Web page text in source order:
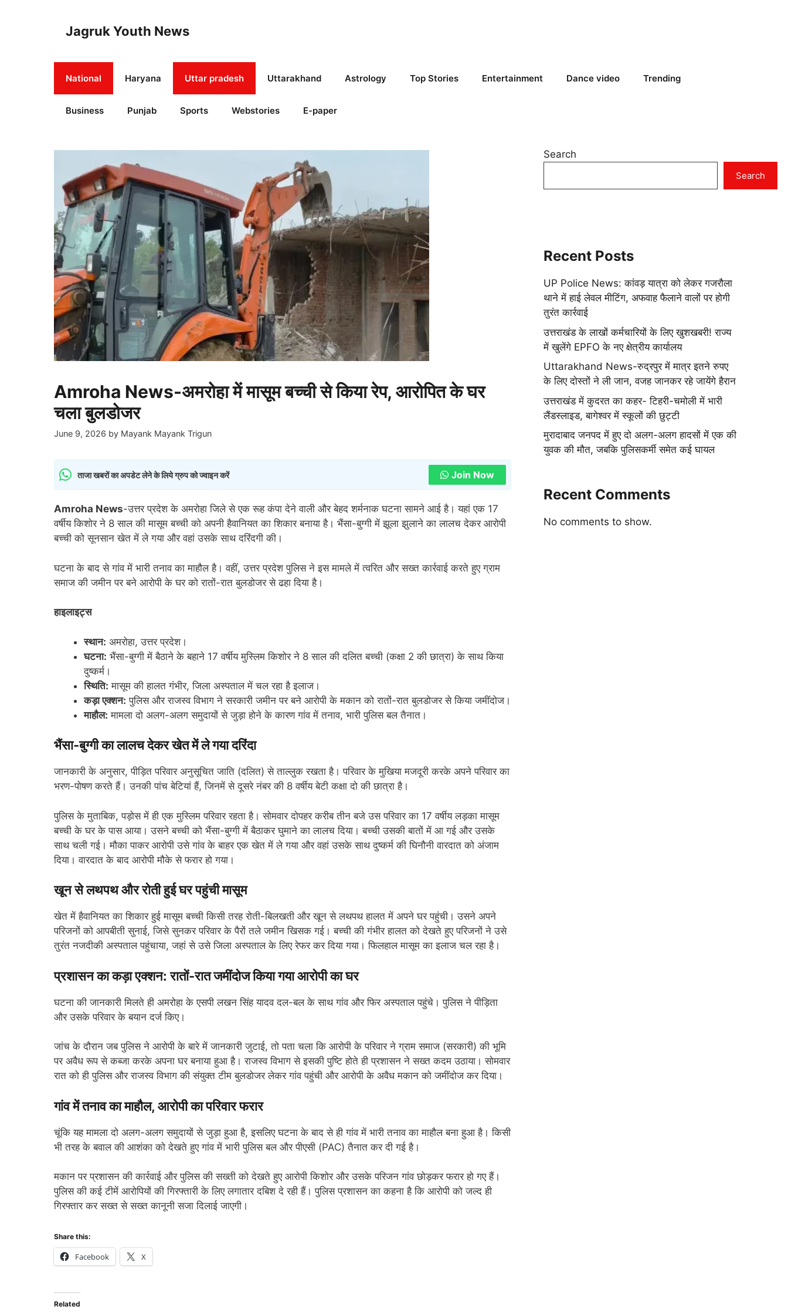
Jagruk Youth News
National Haryana Uttar pradesh Uttarakhand Astrology Top Stories Entertainment Dance video Trending
Business Punjab Sports Webstories E-paper
Amroha News-अमरोहा में मासूम बच्ची से किया रेप, आरोपित के घर
चला बुलडोजर
June 9, 2026 by Mayank Mayank Trigun
ताजा खबरों का अपडेट लेने के लिये ग्रुप को ज्वाइन करें Join Now
Amroha News-उत्तर प्रदेश के अमरोहा जिले से एक रूह कंपा देने वाली और बेहद शर्मनाक घटना सामने आई है। यहां एक 17
वर्षीय किशोर ने 8 साल की मासूम बच्ची को अपनी हैवानियत का शिकार बनाया है। भैंसा-बुग्गी में झूला झुलाने का लालच देकर आरोपी
बच्ची को सूनसान खेत में ले गया और वहां उसके साथ दरिंदगी की।
घटना के बाद से गांव में भारी तनाव का माहौल है। वहीं, उत्तर प्रदेश पुलिस ने इस मामले में त्वरित और सख्त कार्रवाई करते हुए ग्राम
समाज की जमीन पर बने आरोपी के घर को रातों-रात बुलडोजर से ढहा दिया है।
हाइलाइट्स
स्थान: अमरोहा, उत्तर प्रदेश।
घटना: भैंसा-बुग्गी में बैठाने के बहाने 17 वर्षीय मुस्लिम किशोर ने 8 साल की दलित बच्ची (कक्षा 2 की छात्रा) के साथ किया
दुष्कर्म।
स्थिति: मासूम की हालत गंभीर, जिला अस्पताल में चल रहा है इलाज।
कड़ा एक्शन: पुलिस और राजस्व विभाग ने सरकारी जमीन पर बने आरोपी के मकान को रातों-रात बुलडोजर से किया जमींदोज।
माहौल: मामला दो अलग-अलग समुदायों से जुड़ा होने के कारण गांव में तनाव, भारी पुलिस बल तैनात।
भैंसा-बुग्गी का लालच देकर खेत में ले गया दरिंदा
जानकारी के अनुसार, पीड़ित परिवार अनुसूचित जाति (दलित) से ताल्लुक रखता है। परिवार के मुखिया मजदूरी करके अपने परिवार का
भरण-पोषण करते हैं। उनकी पांच बेटियां हैं, जिनमें से दूसरे नंबर की 8 वर्षीय बेटी कक्षा दो की छात्रा है।
पुलिस के मुताबिक, पड़ोस में ही एक मुस्लिम परिवार रहता है। सोमवार दोपहर करीब तीन बजे उस परिवार का 17 वर्षीय लड़का मासूम
बच्ची के घर के पास आया। उसने बच्ची को भैंसा-बुग्गी में बैठाकर घुमाने का लालच दिया। बच्ची उसकी बातों में आ गई और उसके
साथ चली गई। मौका पाकर आरोपी उसे गांव के बाहर एक खेत में ले गया और वहां उसके साथ दुष्कर्म की घिनौनी वारदात को अंजाम
दिया। वारदात के बाद आरोपी मौके से फरार हो गया।
खून से लथपथ और रोती हुई घर पहुंची मासूम
खेत में हैवानियत का शिकार हुई मासूम बच्ची किसी तरह रोती-बिलखती और खून से लथपथ हालत में अपने घर पहुंची। उसने अपने
परिजनों को आपबीती सुनाई, जिसे सुनकर परिवार के पैरों तले जमीन खिसक गई। बच्ची की गंभीर हालत को देखते हुए परिजनों ने उसे
तुरंत नजदीकी अस्पताल पहुंचाया, जहां से उसे जिला अस्पताल के लिए रेफर कर दिया गया। फिलहाल मासूम का इलाज चल रहा है।
प्रशासन का कड़ा एक्शन: रातों-रात जमींदोज किया गया आरोपी का घर
घटना की जानकारी मिलते ही अमरोहा के एसपी लखन सिंह यादव दल-बल के साथ गांव और फिर अस्पताल पहुंचे। पुलिस ने पीड़िता
और उसके परिवार के बयान दर्ज किए।
जांच के दौरान जब पुलिस ने आरोपी के बारे में जानकारी जुटाई, तो पता चला कि आरोपी के परिवार ने ग्राम समाज (सरकारी) की भूमि
पर अवैध रूप से कब्जा करके अपना घर बनाया हुआ है। राजस्व विभाग से इसकी पुष्टि होते ही प्रशासन ने सख्त कदम उठाया। सोमवार
रात को ही पुलिस और राजस्व विभाग की संयुक्त टीम बुलडोजर लेकर गांव पहुंची और आरोपी के अवैध मकान को जमींदोज कर दिया।
गांव में तनाव का माहौल, आरोपी का परिवार फरार
चूंकि यह मामला दो अलग-अलग समुदायों से जुड़ा हुआ है, इसलिए घटना के बाद से ही गांव में भारी तनाव का माहौल बना हुआ है। किसी
भी तरह के बवाल की आशंका को देखते हुए गांव में भारी पुलिस बल और पीएसी (PAC) तैनात कर दी गई है।
मकान पर प्रशासन की कार्रवाई और पुलिस की सख्ती को देखते हुए आरोपी किशोर और उसके परिजन गांव छोड़कर फरार हो गए हैं।
पुलिस की कई टीमें आरोपियों की गिरफ्तारी के लिए लगातार दबिश दे रही हैं। पुलिस प्रशासन का कहना है कि आरोपी को जल्द ही
गिरफ्तार कर सख्त से सख्त कानूनी सजा दिलाई जाएगी।
Share this:
Facebook X
Related
Search
Search
Recent Posts
UP Police News: कांवड़ यात्रा को लेकर गजरौला
थाने में हाई लेवल मीटिंग, अफवाह फैलाने वालों पर होगी
तुरंत कार्रवाई
उत्तराखंड के लाखों कर्मचारियों के लिए खुशखबरी! राज्य
में खुलेंगे EPFO के नए क्षेत्रीय कार्यालय
Uttarakhand News-रुद्रपुर में मात्र इतने रुपए
के लिए दोस्तों ने ली जान, वजह जानकर रहे जायेंगे हैरान
उत्तराखंड में कुदरत का कहर- टिहरी-चमोली में भारी
लैंडस्लाइड, बागेश्वर में स्कूलों की छुट्टी
मुरादाबाद जनपद में हुए दो अलग-अलग हादसों में एक की
युवक की मौत, जबकि पुलिसकर्मी समेत कई घायल
Recent Comments
No comments to show.